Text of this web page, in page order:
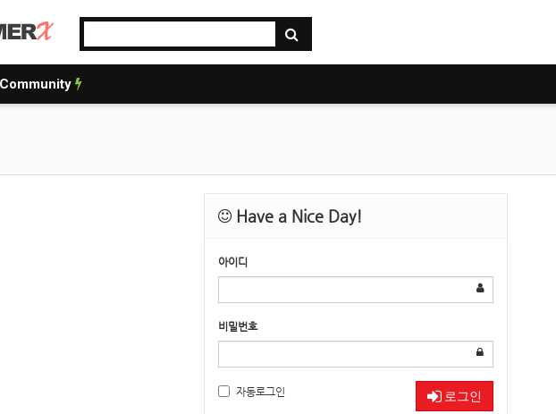
Community
Have a Nice Day!
아이디
비밀번호
자동로그인 로그인